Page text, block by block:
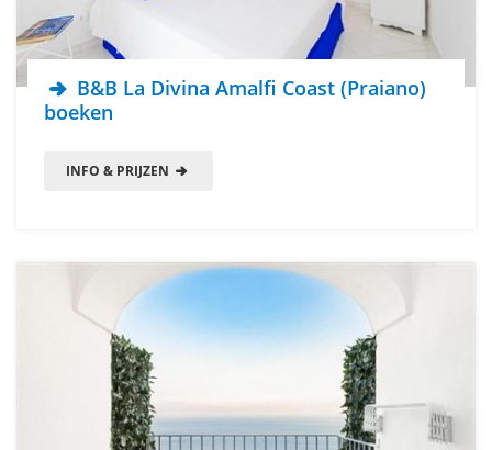
B&B La Divina Amalfi Coast (Praiano)
boeken
INFO & PRIJZEN